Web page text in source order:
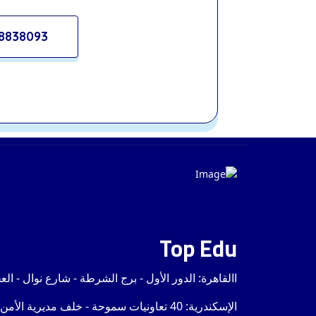
Top Edu
االقاهرة: الدور الأول - برج الشرطة - شارع نوال -
الإسكندرية: 40 تعاونيات سموحة - خلف مديرية الأمن - وبجوار مدرسة الشهيد وليد صبحى - الدور الأرضي مدخل خاص.